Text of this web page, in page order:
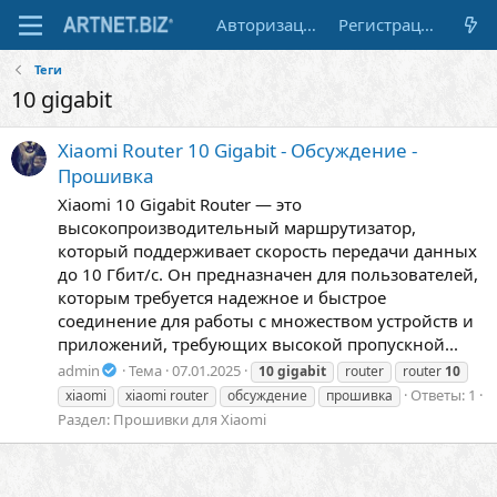
Авторизация Регистрация
Теги
10 gigabit
Xiaomi Router 10 Gigabit - Обсуждение -
Прошивка
Xiaomi 10 Gigabit Router — это
высокопроизводительный маршрутизатор,
который поддерживает скорость передачи данных
до 10 Гбит/с. Он предназначен для пользователей,
которым требуется надежное и быстрое
соединение для работы с множеством устройств и
приложений, требующих высокой пропускной...
admin Тема 07.01.2025 10gigabit router router 10
xiaomi
xiaomi router обсуждение прошивка
Ответы: 1
Раздел: Прошивки для Xiaomi